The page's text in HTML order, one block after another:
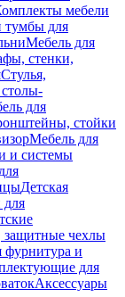
мебели
для
Мебель для
стенки,
Стулья,
для
стойки
Мебель для
и системы
Детская
для
защитные чехлы
фурнитура и
для
Аксессуары